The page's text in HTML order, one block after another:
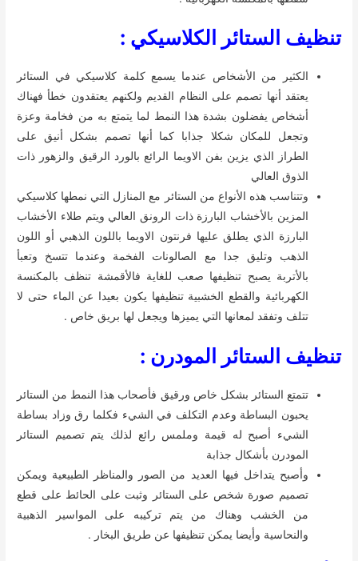
تنظيف الستائر الكلاسيكي :
الكثير من الأشخاص عندما يسمع كلمة كلاسيكي في الستائر
يعتقد أنها تصمم على النظام القديم ولكنهم يعتقدون خطأ فهناك
أشخاص يفضلون بشدة هذا النمط لما يتمتع به من فخامة وعزة
وتجعل للمكان شكلا جذابا كما أنها تصمم بشكل أنيق على
الطراز الذي يزين بفن الاويما الرائع بالورد الرقيق والزهور ذات
الذوق العالي
وتتناسب هذه الأنواع من الستائر مع المنازل التي نمطها كلاسيكي
المزين بالأخشاب البارزة ذات الرونق العالي ويتم طلاء الأخشاب
البارزة الذي يطلق عليها فرنتون الاويما باللون الذهبي أو اللون
الذهب وتليق جدا مع الصالونات الفخمة وعندما تتسخ وتعبأ
بالأتربة يصبح تنظيفها صعب للغاية فالأقمشة تنظف بالمكنسة
الكهربائية والقطع الخشبية تنظيفها يكون بعيدا عن الماء حتى لا
تتلف وتفقد لمعانها التي يميزها ويجعل لها بريق خاص .
تنظيف الستائر المودرن :
تتمتع الستائر بشكل خاص ورقيق فأصحاب هذا النمط من الستائر
يحبون البساطة وعدم التكلف في الشيء فكلما رق وزاد بساطة
الشيء أصبح له قيمة وملمس رائع لذلك يتم تصميم الستائر
المودرن بأشكال جذابة
وأصبح يتداخل فيها العديد من الصور والمناظر الطبيعية ويمكن
تصميم صورة شخص على الستائر وثبت على الحائط على قطع
من الخشب وهناك من يتم تركيبه على المواسير الذهبية
والنحاسية وأيضا يمكن تنظيفها عن طريق البخار .